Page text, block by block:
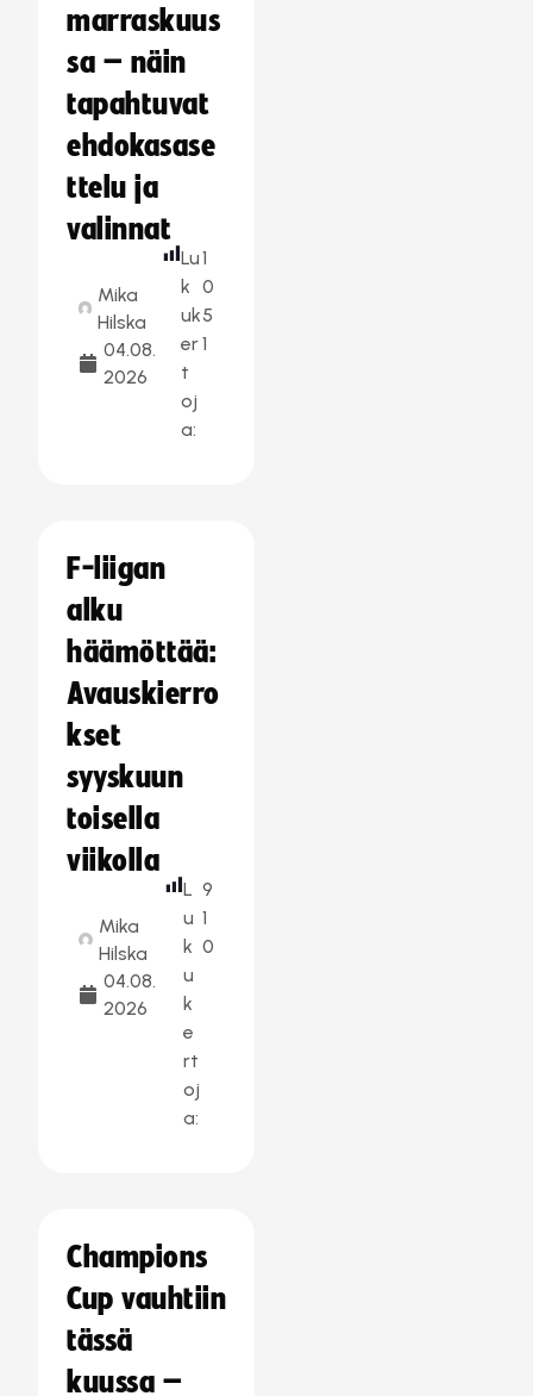
marraskuus
sa – näin
tapahtuvat
ehdokasase
ttelu ja
valinnat
Mika
Hilska
04.08.
2026
Lu
k
uk
er
t
oj
a:
1
0
5
1
F-liigan
alku
häämöttää:
Avauskierro
kset
syyskuun
toisella
viikolla
Mika
Hilska
04.08.
2026
L
u
k
u
k
e
rt
oj
a:
9
1
0
Champions
Cup vauhtiin
tässä
kuussa –